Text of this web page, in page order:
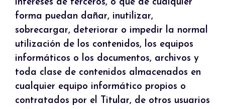
intereses de terceros, o que de cualquier
forma puedan dañar, inutilizar,
sobrecargar, deteriorar o impedir la normal
utilización de los contenidos, los equipos
informáticos o los documentos, archivos y
toda clase de contenidos almacenados en
cualquier equipo informático propios o
contratados por el Titular, de otros usuarios